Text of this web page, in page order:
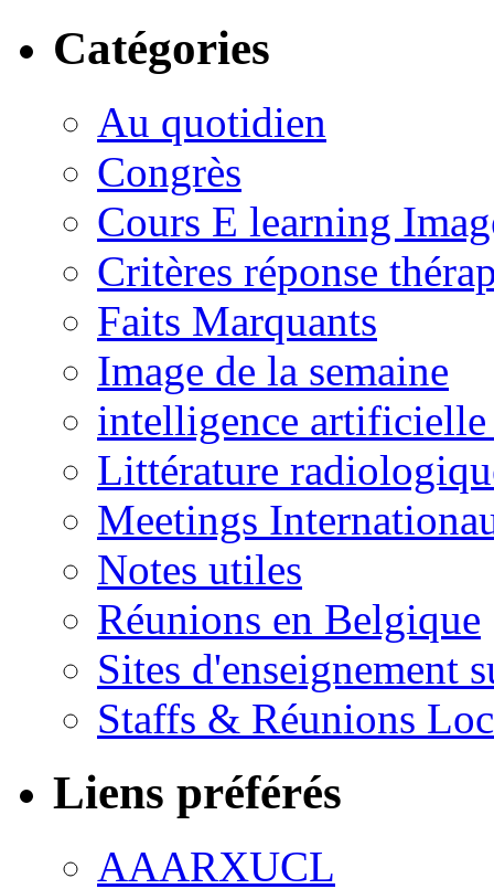
Catégories
Au quotidien
Congrès
Cours E learning
Critères réponse
Faits Marquants
Image de la semaine
intelligence
Littérature
Meetings
Notes utiles
Réunions en Belgique
Sites d'enseignement
Staffs & Réunions
Liens préférés
AAARXUCL